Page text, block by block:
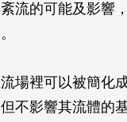
流的可能及影響
場裡可以被簡化
不影響其流體的